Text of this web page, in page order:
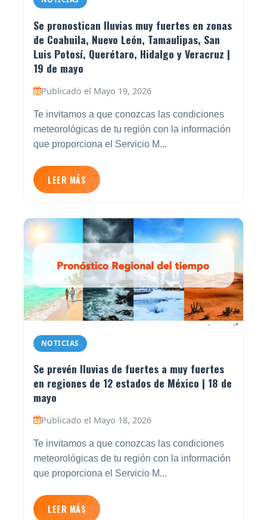
Se pronostican lluvias muy fuertes en zonas
de Coahuila, Nuevo León, Tamaulipas, San
Luis Potosí, Querétaro, Hidalgo y Veracruz |
19 de mayo
Publicado el Mayo 19, 2026
Te invitamos a que conozcas las condiciones
meteorológicas de tu región con la información
que proporciona el Servicio M...
LEER MÁS
NOTICIAS
Se prevén lluvias de fuertes a muy fuertes
en regiones de 12 estados de México | 18 de
mayo
Publicado el Mayo 18, 2026
Te invitamos a que conozcas las condiciones
meteorológicas de tu región con la información
que proporciona el Servicio M...
LEER MÁS